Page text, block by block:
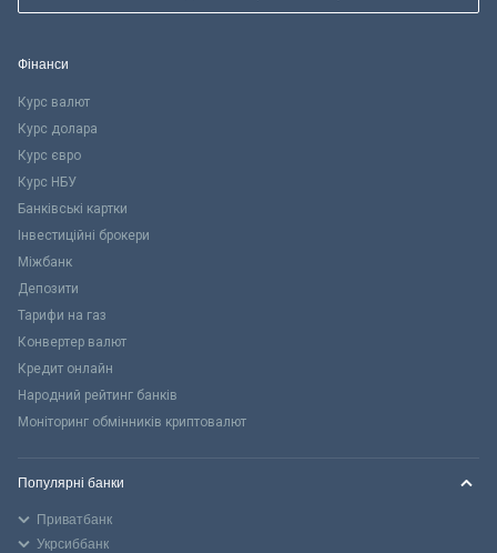
Фінанси
Курс валют
Курс долара
Курс євро
Курс НБУ
Банківські картки
Інвестиційні брокери
Міжбанк
Депозити
Тарифи на газ
Конвертер валют
Кредит онлайн
Народний рейтинг банків
Моніторинг обмінників криптовалют
Популярні банки
Приватбанк
Укрсиббанк